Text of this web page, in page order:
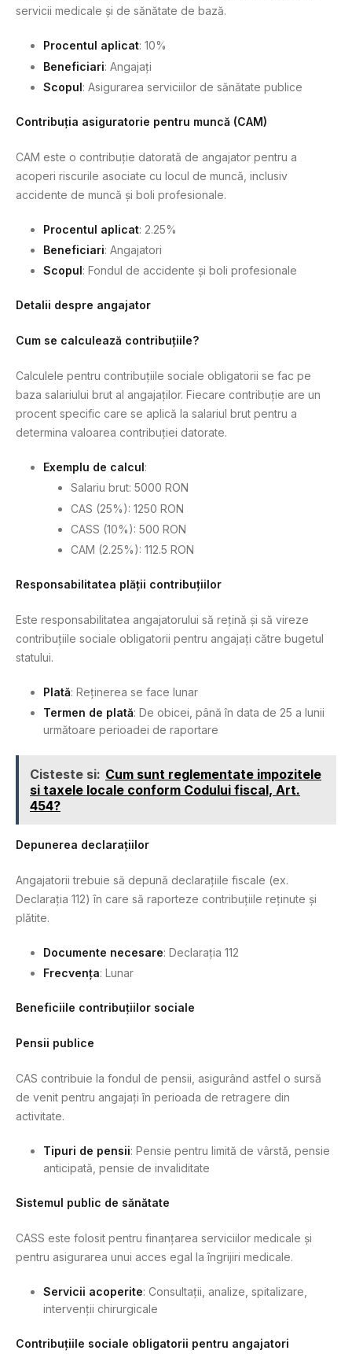
servicii medicale și de sănătate de bază.
Procentul aplicat: 10%
Beneficiari: Angajați
Scopul: Asigurarea serviciilor de sănătate publice
Contribuția asiguratorie pentru muncă (CAM)
CAM este o contribuție datorată de angajator pentru a
acoperi riscurile asociate cu locul de muncă, inclusiv
accidente de muncă și boli profesionale.
Procentul aplicat: 2.25%
Beneficiari: Angajatori
Scopul: Fondul de accidente și boli profesionale
Detalii despre angajator
Cum se calculează contribuțiile?
Calculele pentru contribuțiile sociale obligatorii se fac pe
baza salariului brut al angajaților. Fiecare contribuție are un
procent specific care se aplică la salariul brut pentru a
determina valoarea contribuției datorate.
Exemplu de calcul:
Salariu brut: 5000 RON
CAS (25%): 1250 RON
CASS (10%): 500 RON
CAM (2.25%): 112.5 RON
Responsabilitatea plății contribuțiilor
Este responsabilitatea angajatorului să rețină și să vireze
contribuțiile sociale obligatorii pentru angajați către bugetul
statului.
Plată: Reținerea se face lunar
Termen de plată: De obicei, până în data de 25 a lunii
următoare perioadei de raportare
Cisteste si: Cum sunt reglementate impozitele
si taxele locale conform Codului fiscal, Art.
454?
Depunerea declarațiilor
Angajatorii trebuie să depună declarațiile fiscale (ex.
Declarația 112) în care să raporteze contribuțiile reținute și
plătite.
Documente necesare: Declarația 112
Frecvența: Lunar
Beneficiile contribuțiilor sociale
Pensii publice
CAS contribuie la fondul de pensii, asigurând astfel o sursă
de venit pentru angajați în perioada de retragere din
activitate.
Tipuri de pensii: Pensie pentru limită de vârstă, pensie
anticipată, pensie de invaliditate
Sistemul public de sănătate
CASS este folosit pentru finanțarea serviciilor medicale și
pentru asigurarea unui acces egal la îngrijiri medicale.
Servicii acoperite: Consultații, analize, spitalizare,
intervenții chirurgicale
Contribuțiile sociale obligatorii pentru angajatori